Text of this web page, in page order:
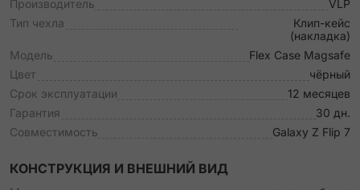
Производитель
VLP
Тип чехла
Клип-кейс
(накладка)
Модель
Flex Case Magsafe
Цвет
чёрный
Срок эксплуатации
12 месяцев
Гарантия
30 дн.
Совместимость
Galaxy Z Flip 7
КОНСТРУКЦИЯ И ВНЕШНИЙ ВИД